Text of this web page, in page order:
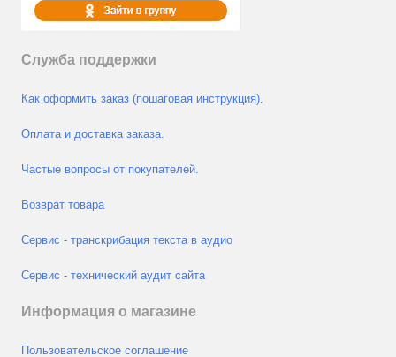
Служба поддержки
Как оформить заказ (пошаговая инструкция).
Оплата и доставка заказа.
Частые вопросы от покупателей.
Возврат товара
Сервис - транскрибация текста в аудио
Сервис - технический аудит сайта
Информация о магазине
Пользовательское соглашение